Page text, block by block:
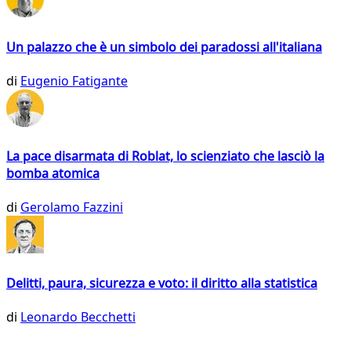
Un palazzo che è un simbolo dei paradossi all'italiana
di Eugenio Fatigante
La pace disarmata di Roblat, lo scienziato che lasciò la
bomba atomica
di Gerolamo Fazzini
Delitti, paura, sicurezza e voto: il diritto alla statistica
di Leonardo Becchetti